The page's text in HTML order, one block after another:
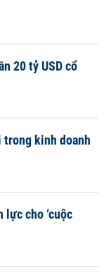
20 tỷ USD cổ
kinh doanh
lực cho ‘cuộc